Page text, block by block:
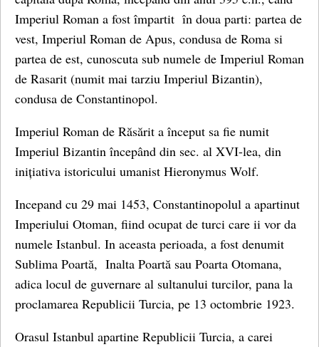
Imperiul Roman a fost împartit în doua parti: partea de
vest, Imperiul Roman de Apus, condusa de Roma si
partea de est, cunoscuta sub numele de Imperiul Roman
de Rasarit (numit mai tarziu Imperiul Bizantin),
condusa de Constantinopol.
Imperiul Roman de Răsărit a început sa fie numit
Imperiul Bizantin începând din sec. al XVI-lea, din
inițiativa istoricului umanist Hieronymus Wolf.
Incepand cu 29 mai 1453, Constantinopolul a apartinut
Imperiului Otoman, fiind ocupat de turci care ii vor da
numele Istanbul. In aceasta perioada, a fost denumit
Sublima Poartă, Inalta Poartă sau Poarta Otomana,
adica locul de guvernare al sultanului turcilor, pana la
proclamarea Republicii Turcia, pe 13 octombrie 1923.
Orasul Istanbul apartine Republicii Turcia, a carei